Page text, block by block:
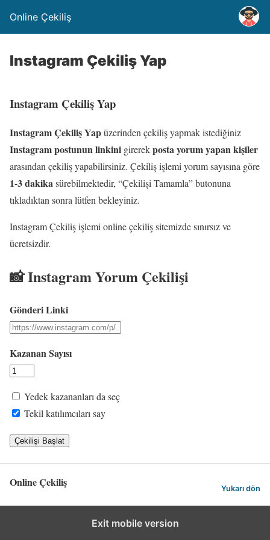
Online Çekiliş
Instagram Çekiliş Yap
Instagram Çekiliş Yap
Instagram Çekiliş Yapüzerinden çekiliş yapmak istediğiniz
Instagram postunun linkini girerekposta yorum yapan kişiler
arasından çekiliş yapabilirsiniz. Çekiliş işlemi yorum sayısına göre
1-3 dakikasürebilmektedir, “Çekilişi Tamamla” butonuna
tıkladıktan sonra lütfen bekleyiniz.
Instagram Çekiliş işlemi online çekiliş sitemizde sınırsız ve
ücretsizdir.
📸 Instagram Yorum Çekilişi
Gönderi Linki
Kazanan Sayısı
Yedek kazananları da seç
Tekil katılımcıları say
Çekilişi Başlat
Online Çekiliş Yukarı dön
Exit mobile version